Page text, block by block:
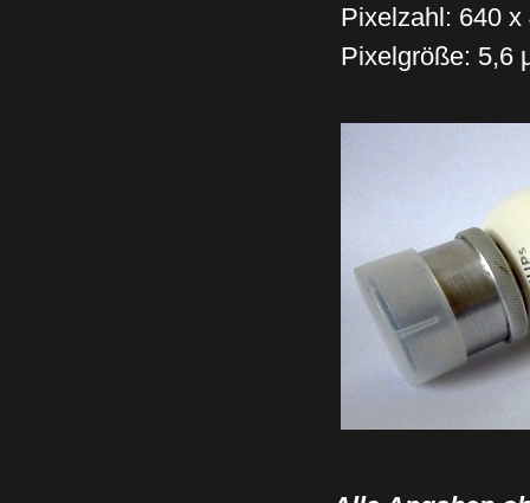
Pixelzahl: 640 x
Pixelgröße: 5,6